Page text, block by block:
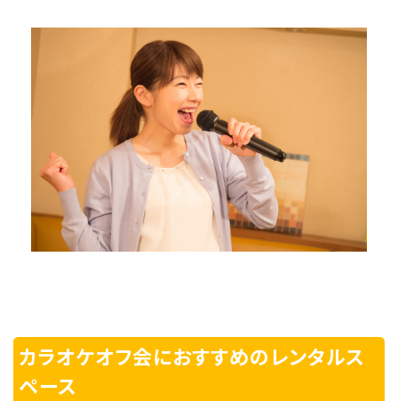
カラオケオフ会におすすめのレンタルス
ペース